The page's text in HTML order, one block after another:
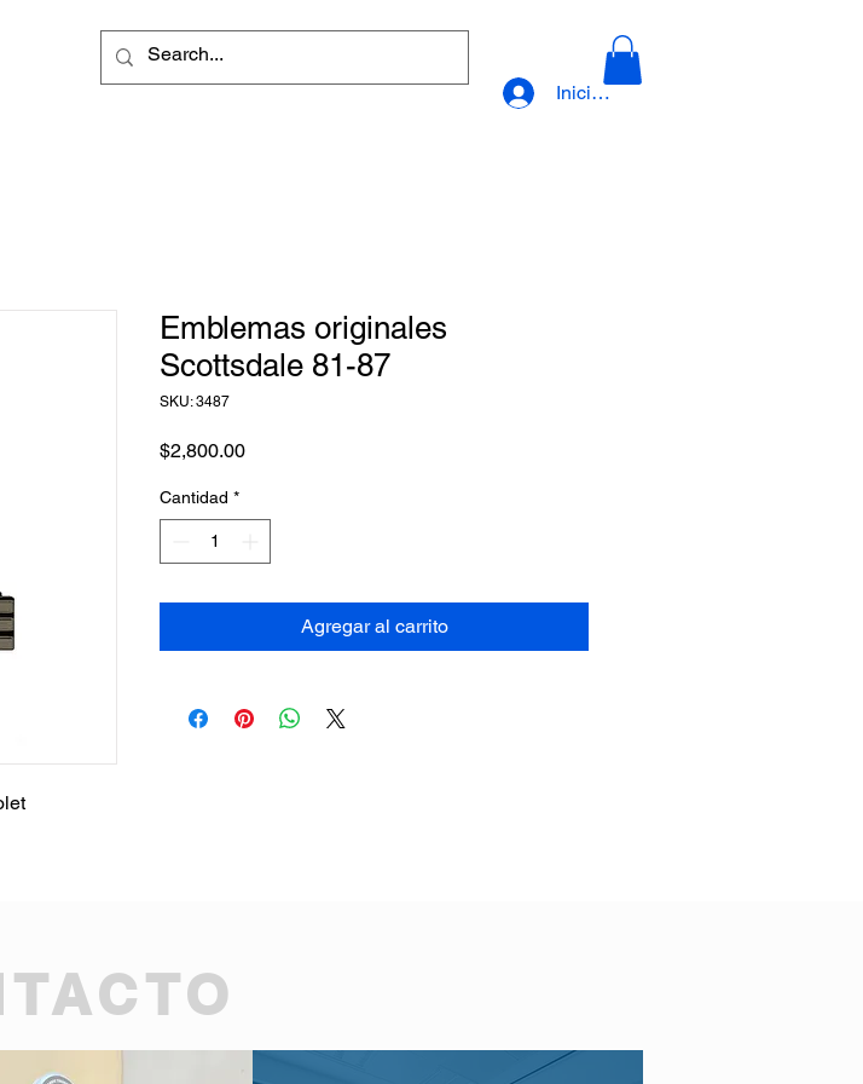
Iniciar sesión
Emblemas originales
Scottsdale 81-87
SKU: 3487
$2,800.00Precio
Cantidad *
Agregar al carrito